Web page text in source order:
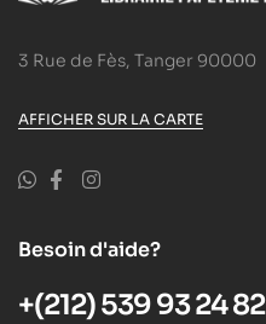
3 Rue de Fès, Tanger 90000
AFFICHER SUR LA CARTE
Besoin d'aide?
+(212) 539 93 24 82